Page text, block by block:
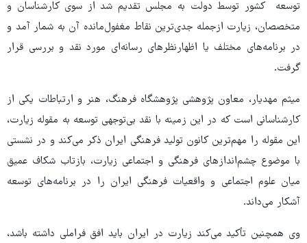
توسعه کشور توسط دولت به مجلس تقدیم شد از سوی کارشناسان و
متخصصان، زیارت ازجمله جدی‌ترین نقاط مغفول‌مانده آن به شمار آمد و
در برنامه‌های مختلف یا اظهارنظرهای رسانه‌ای مورد نقد و بررسی قرار
گرفت.
میثم مهدیار، معاون پژوهشی پژوهشگاه فرهنگ، هنر و ارتباطات یکی از
کارشناسانی است که در این زمینه با نقد بی‌توجهی توسعه به مقوله زیارت،
این مقوله را مهم‌ترین کانون تولید فرهنگی ایران ذکر می‌کند و در نشستی
با موضوع چشم‌اندازهای فرهنگی و اجتماعی زیارت، بازتاب شکاف عمیق
میان علوم اجتماعی و واقعیات فرهنگی ایران را در برنامه‌های توسعه
آشکار می‌داند.
وی همچنین تأکید می‌کند زیارت در ایران باید افق فراملی داشته باشد،